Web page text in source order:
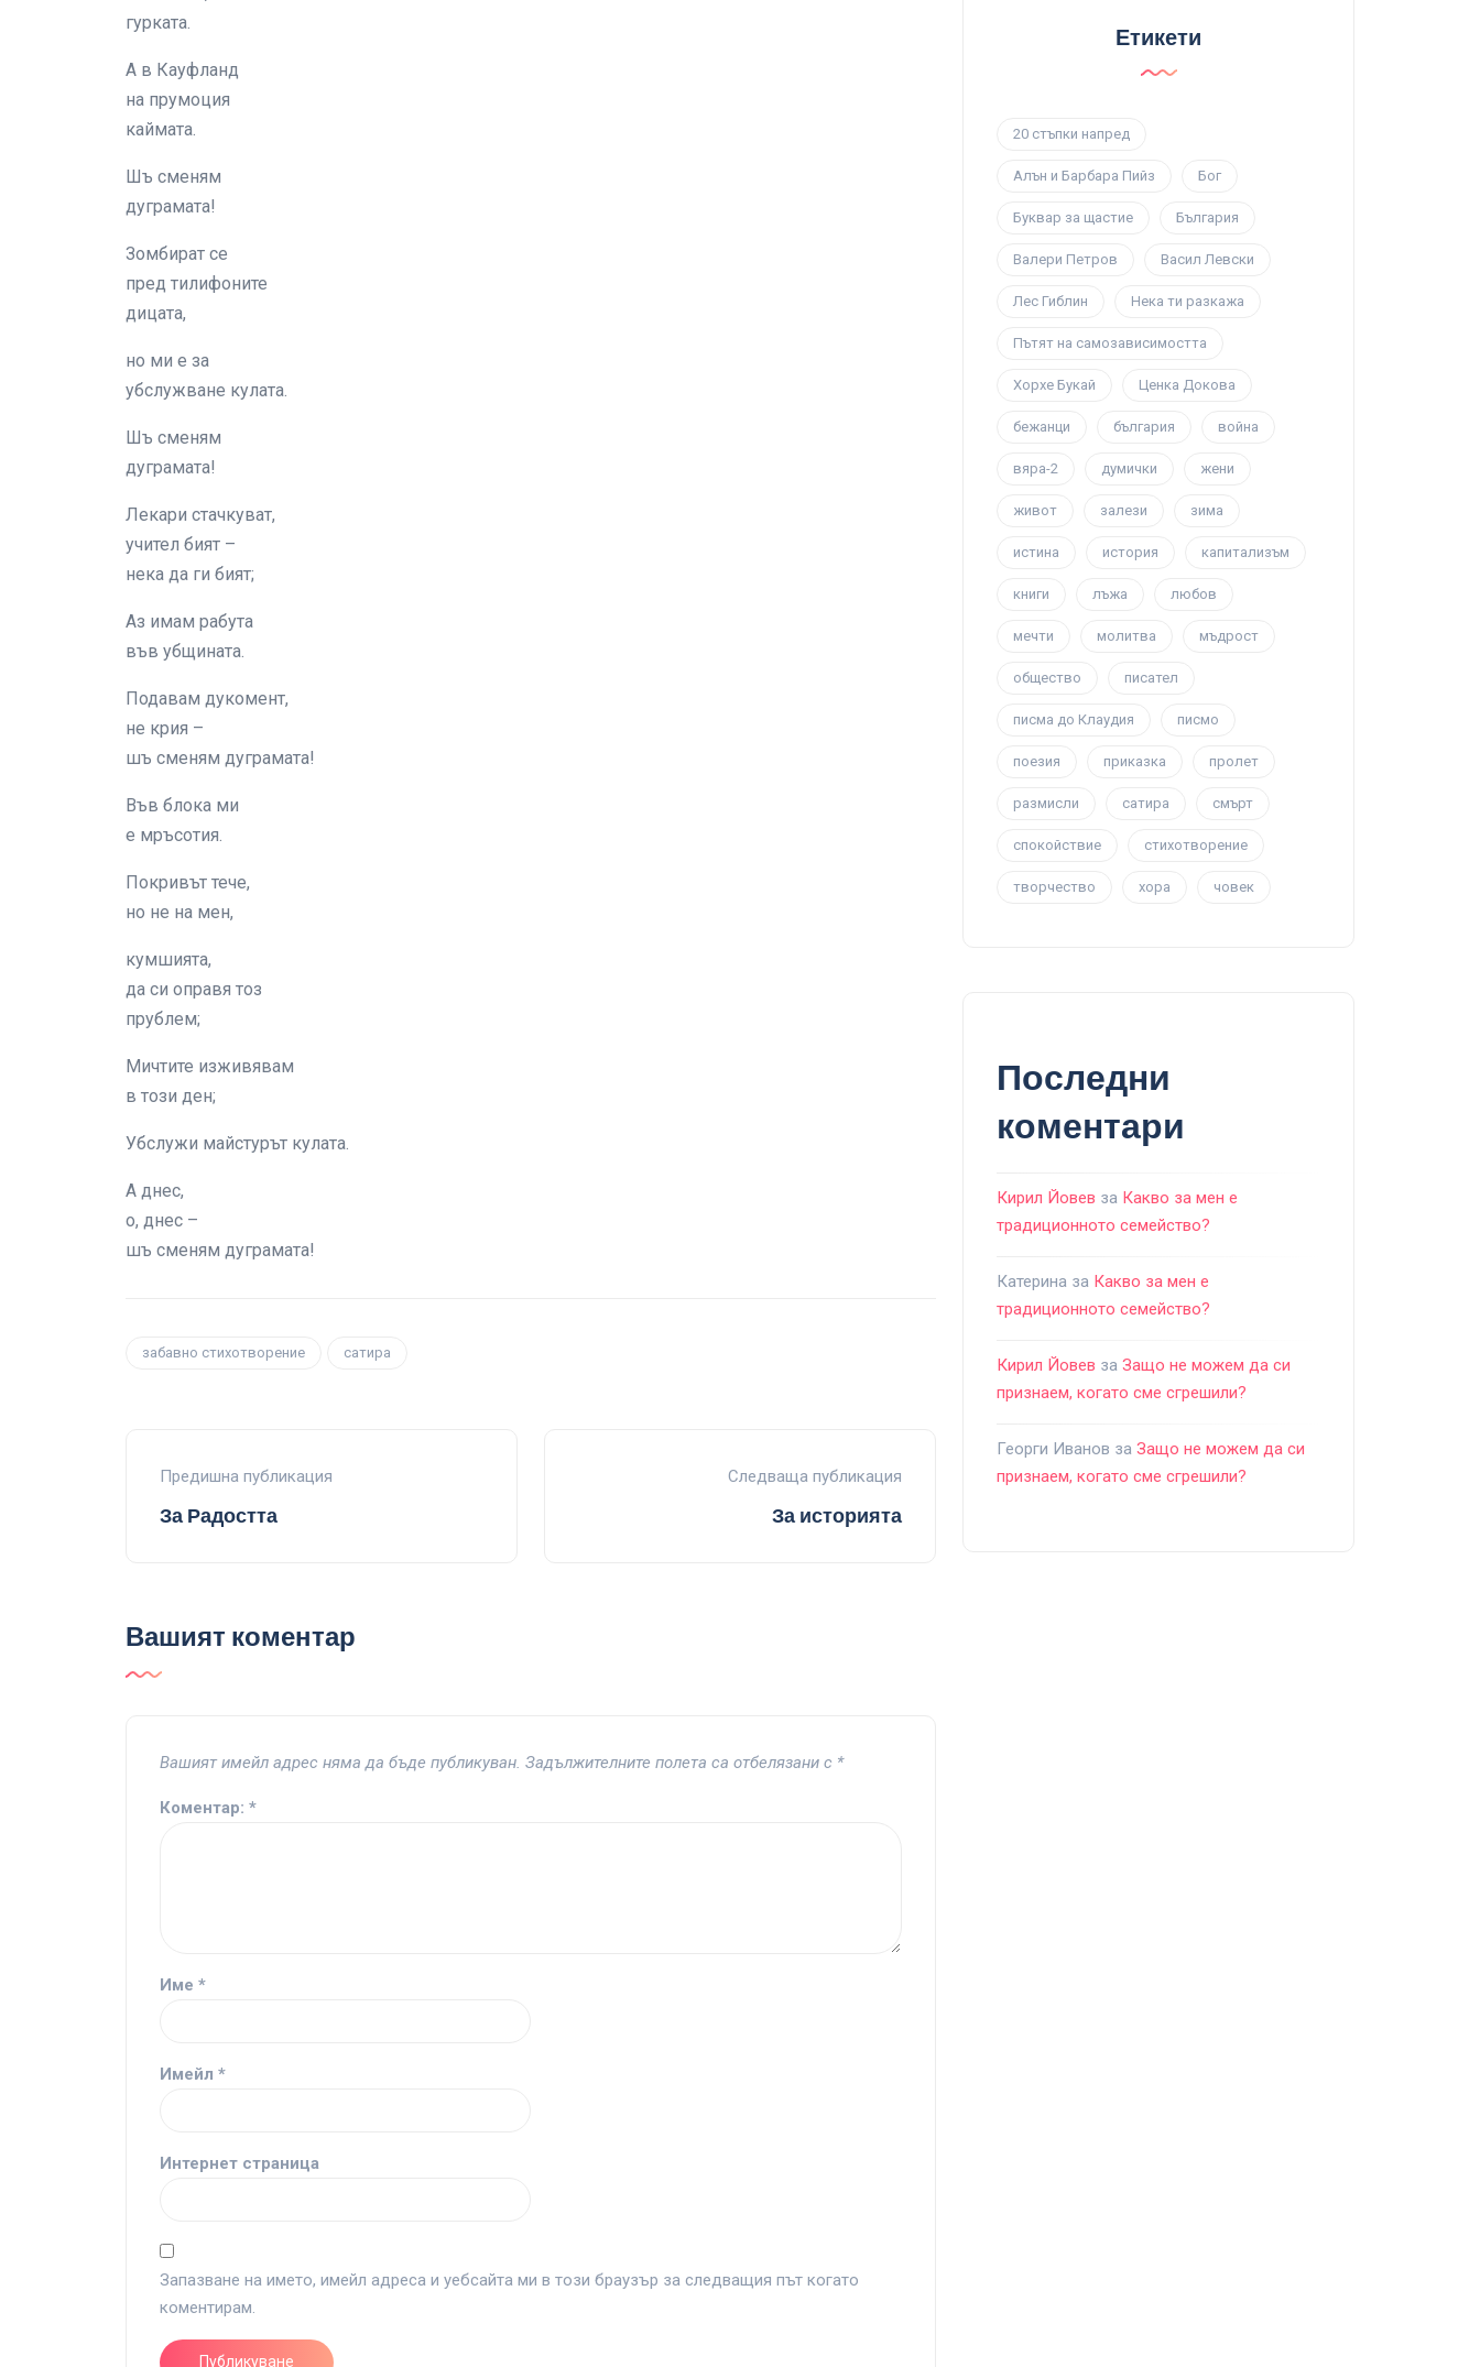
гурката.
А в Кауфланд
на прумоция
каймата.
Шъ сменям
дуграмата!
Зомбират се
пред тилифоните
дицата,
но ми е за
убслужване кулата.
Шъ сменям
дуграмата!
Лекари стачкуват,
учител бият –
нека да ги бият;
Аз имам рабута
във убщината.
Подавам дукомент,
не крия –
шъ сменям дуграмата!
Във блока ми
е мръсотия.
Покривът тече,
но не на мен,
кумшията,
да си оправя тоз
прублем;
Мичтите изживявам
в този ден;
Убслужи майстурът кулата.
А днес,
о, днес –
шъ сменям дуграмата!
забавно стихотворение сатира
Предишна публикация
За Радостта
Следваща публикация
За историята
Вашият коментар
Вашият имейл адрес няма да бъде публикуван. Задължителните полета са отбелязани с *
Коментар: *
Име *
Имейл *
Интернет страница
Запазване на името, имейл адреса и уебсайта ми в този браузър за следващия път когато
коментирам.
Етикети
20 стъпки напред
Алън и Барбара Пийз Бог
Буквар за щастие България
Валери Петров Васил Левски
Лес Гиблин Нека ти разкажа
Пътят на самозависимостта
Хорхе Букай Ценка Докова
бежанци българия война
вяра-2 думички жени
живот залези зима
истина история капитализъм
книги лъжа любов
мечти молитва мъдрост
общество писател
писма до Клаудия писмо
поезия приказка пролет
размисли сатира смърт
спокойствие стихотворение
творчество хора човек
Последни
коментари
Кирил Йовев за Какво за мен е
традиционното семейство?
Катерина за Какво за мен е
традиционното семейство?
Кирил Йовев за Защо не можем да си
признаем, когато сме сгрешили?
Георги Иванов за Защо не можем да си
признаем, когато сме сгрешили?